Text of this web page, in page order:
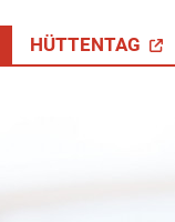
HÜTTENTAG